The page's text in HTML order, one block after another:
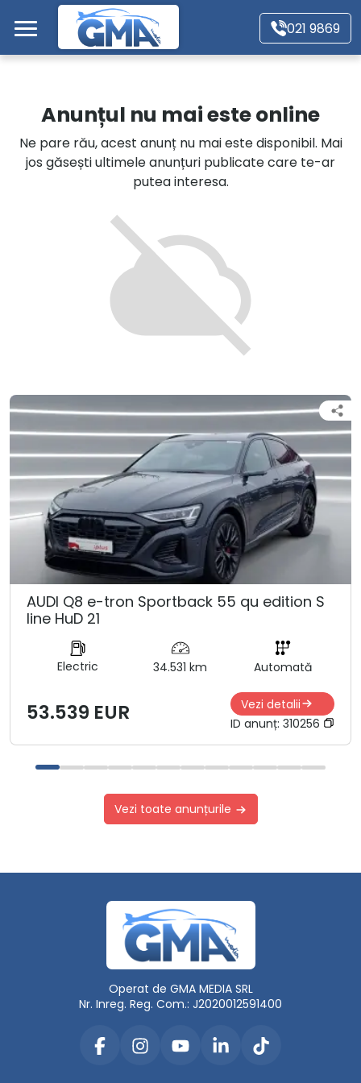
Mergi direct la conținutul principal
021 9869
Autoturisme
Motociclete
Autoutilitare
Alte tipuri vehicule
Anunțul nu mai este online
Ne pare rău, acest anunț nu mai este disponibil. Mai
jos găsești ultimele anunțuri publicate care te-ar
putea interesa.
AUDI Q8 e-tron Sportback 55 qu edition S
line HuD 21
Electric 34.531 km Automată
53.539 EUR
Vezi detalii
ID anunț: 310256
Vezi toate anunțurile
Operat de GMA MEDIA SRL
Nr. Inreg. Reg. Com.: J2020012591400